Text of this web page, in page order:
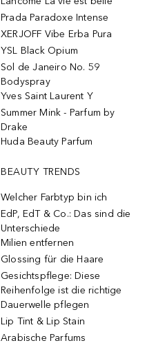
Prada Paradoxe Intense
XERJOFF Vibe Erba Pura
YSL Black Opium
Sol de Janeiro No. 59
Bodyspray
Yves Saint Laurent Y
Summer Mink - Parfum by
Drake
Huda Beauty Parfum
BEAUTY TRENDS
Welcher Farbtyp bin ich
EdP, EdT & Co.: Das sind die
Unterschiede
Milien entfernen
Glossing für die Haare
Gesichtspflege: Diese
Reihenfolge ist die richtige
Dauerwelle pflegen
Lip Tint & Lip Stain
Arabische Parfums